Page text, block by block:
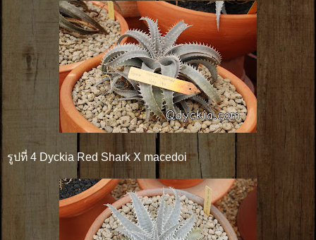
รูปที่ 4 Dyckia Red Shark X macedoi